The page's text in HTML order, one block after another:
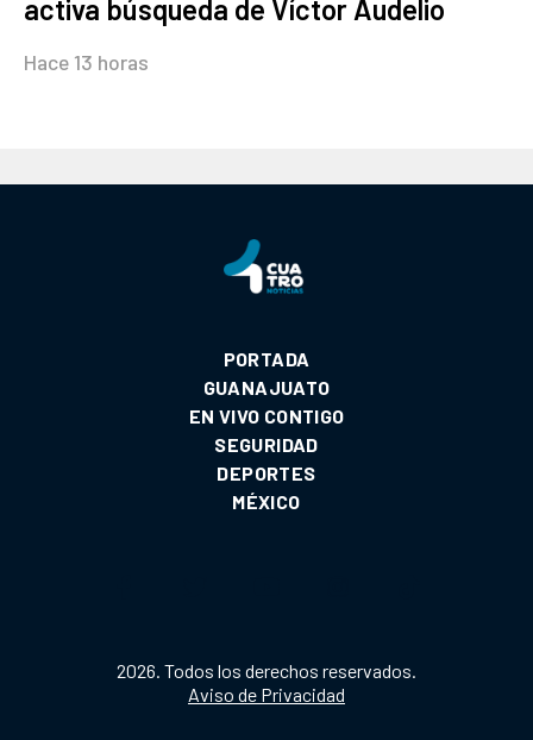
activa búsqueda de Víctor Audelio
Hace 13 horas
PORTADA
GUANAJUATO
EN VIVO CONTIGO
SEGURIDAD
DEPORTES
MÉXICO
2026. Todos los derechos reservados.
Aviso de Privacidad